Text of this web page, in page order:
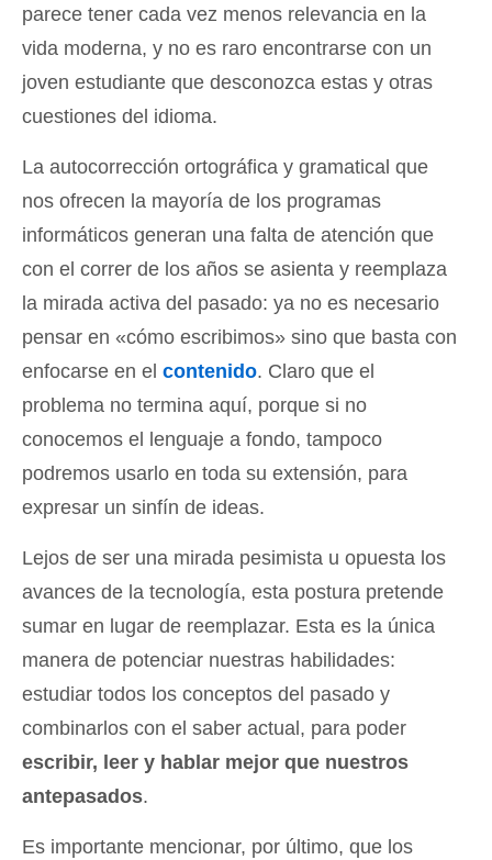
parece tener cada vez menos relevancia en la
vida moderna, y no es raro encontrarse con un
joven estudiante que desconozca estas y otras
cuestiones del idioma.
La autocorrección ortográfica y gramatical que
nos ofrecen la mayoría de los programas
informáticos generan una falta de atención que
con el correr de los años se asienta y reemplaza
la mirada activa del pasado: ya no es necesario
pensar en «cómo escribimos» sino que basta con
enfocarse en el contenido. Claro que el
problema no termina aquí, porque si no
conocemos el lenguaje a fondo, tampoco
podremos usarlo en toda su extensión, para
expresar un sinfín de ideas.
Lejos de ser una mirada pesimista u opuesta los
avances de la tecnología, esta postura pretende
sumar en lugar de reemplazar. Esta es la única
manera de potenciar nuestras habilidades:
estudiar todos los conceptos del pasado y
combinarlos con el saber actual, para poder
escribir, leer y hablar mejor que nuestros
antepasados.
Es importante mencionar, por último, que los